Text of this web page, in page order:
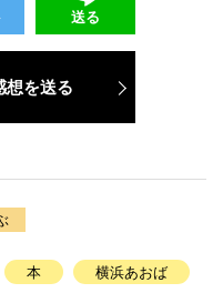
送る
想を送る
本 横浜あおば